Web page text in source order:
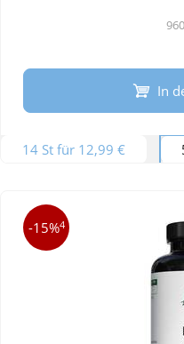
In
14 St für 12,99 €
-15%4